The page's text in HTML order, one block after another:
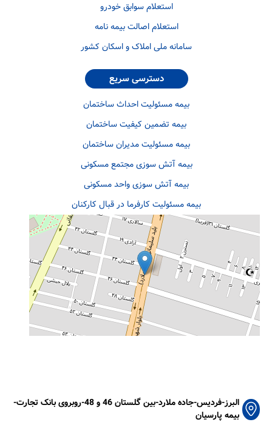
استعلام سوابق خودرو
استعلام اصالت بیمه نامه
سامانه ملی املاک و اسکان کشور
دسترسی سریع
بیمه مسئولیت احداث ساختمان
بیمه تضمین کیفیت ساختمان
بیمه مسئولیت مدیران ساختمان
بیمه آتش سوزی مجتمع مسکونی
بیمه آتش سوزی واحد مسکونی
بیمه مسئولیت کارفرما در قبال کارکنان
البرز-فردیس-جاده ملارد-بین گلستان 46 و 48-روبروی بانک تجارت-
بیمه پارسیان